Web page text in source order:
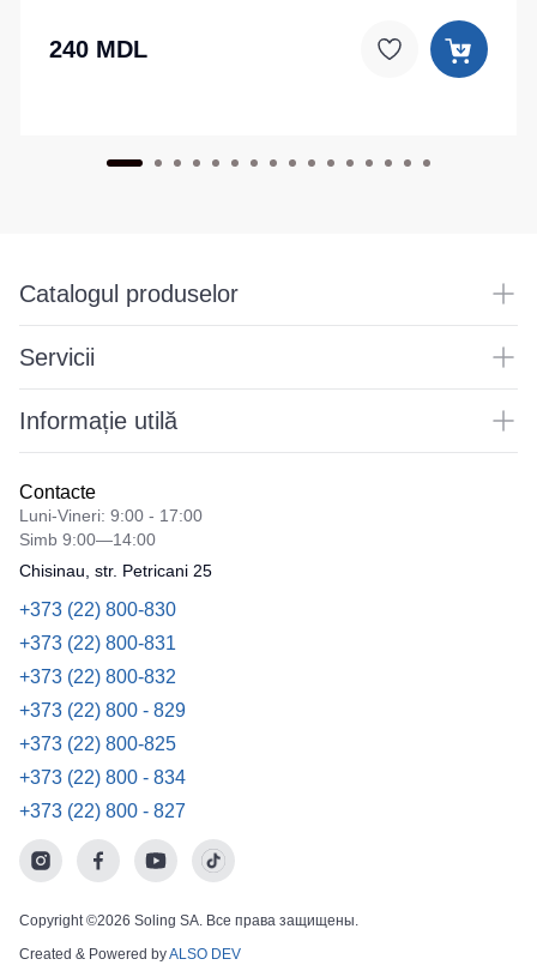
240 MDL
Catalogul produselor
Servicii
Informație utilă
Contacte
Luni-Vineri: 9:00 - 17:00
Simb 9:00—14:00
Chisinau, str. Petricani 25
+373 (22) 800-830
+373 (22) 800-831
+373 (22) 800-832
+373 (22) 800 - 829
+373 (22) 800-825
+373 (22) 800 - 834
+373 (22) 800 - 827
Copyright ©2026 Soling SA. Все права защищены.
Created & Powered byALSO DEV